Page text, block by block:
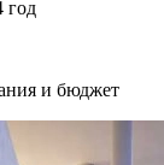
год
и бюджет